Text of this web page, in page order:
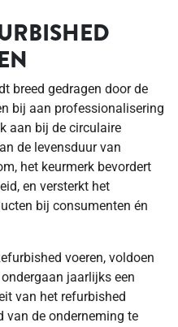
breed gedragen door de
bij aan professionalisering
aan bij de circulaire
de levensduur van
het keurmerk bevordert
en versterkt het
bij consumenten én
voeren, voldoen
jaarlijks een
van het refurbished
van de onderneming te